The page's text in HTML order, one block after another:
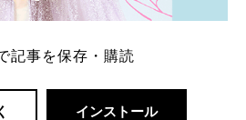
記事を保存・購読
インストール